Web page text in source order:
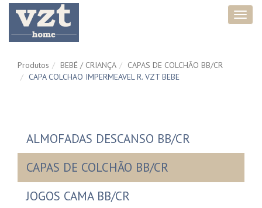
Produtos BEBÉ / CRIANÇA
CAPAS DE COLCHÃO BB/CR
CAPA COLCHAO IMPERMEAVEL R. VZT BEBE
ALMOFADAS DESCANSO BB/CR
CAPAS DE COLCHÃO BB/CR
JOGOS CAMA BB/CR